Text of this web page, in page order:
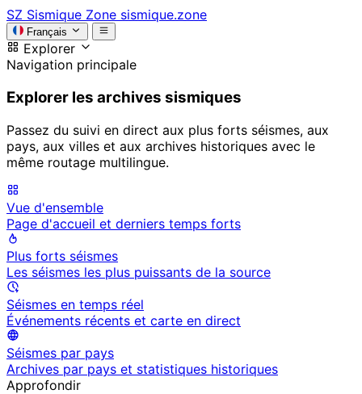
SZ Sismique Zone sismique.zone
Français
Explorer
Navigation principale
Explorer les archives sismiques
Passez du suivi en direct aux plus forts séismes, aux
pays, aux villes et aux archives historiques avec le
même routage multilingue.
Vue d'ensemble
Page d'accueil et derniers temps forts
Plus forts séismes
Les séismes les plus puissants de la source
Séismes en temps réel
Événements récents et carte en direct
Séismes par pays
Archives par pays et statistiques historiques
Approfondir